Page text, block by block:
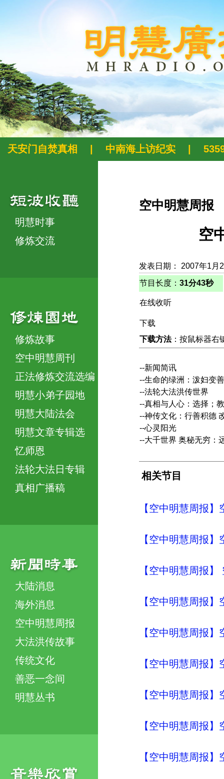
天安门自焚真相 中南海上访纪实
明慧时事
修炼交流
修炼故事
空中明慧周刊
正法修炼交流选编
明慧小弟子园地
明慧大陆法会
明慧文章专辑选
忆师恩
法轮大法日专辑
真相广播稿
大陆消息
海外消息
空中明慧周报
大法洪传故事
传统文化
善恶一念间
明慧丛书
空中明慧周报
空
发表日期： 2007年1月
节目长度： 31分43秒
在线收听
下载
下载方法：按鼠标器右
--新闻简讯
--生命的绿洲：泼妇变
--法轮大法洪传世界
--真相与人心：选择；
--神传文化：行善积德
--心灵阳光
--大千世界 奥秘无穷：
相关节目
【空中明慧周报
【空中明慧周报
【空中明慧周报
【空中明慧周报
【空中明慧周报
【空中明慧周报
【空中明慧周报
【空中明慧周报
【空中明慧周报